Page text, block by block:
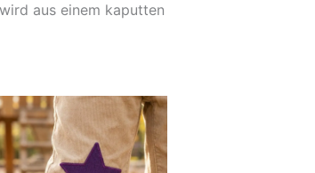
aus einem kaputten